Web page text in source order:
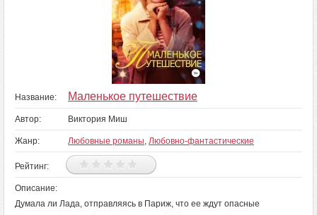
Название: Маленькое путешествие
Автор: Виктория Миш
Жанр: Любовные романы, Любовно-фантастические
Рейтинг:
Описание:
Думала ли Лада, отправляясь в Париж, что ее ждут опасные